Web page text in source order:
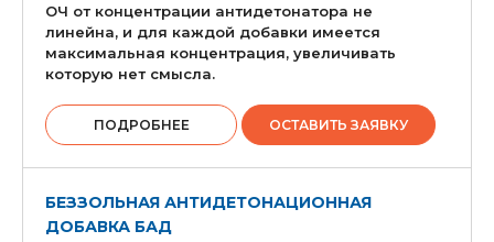
ОЧ от концентрации антидетонатора не
линейна, и для каждой добавки имеется
максимальная концентрация, увеличивать
которую нет смысла.
ПОДРОБНЕЕ ОСТАВИТЬ ЗАЯВКУ
БЕЗЗОЛЬНАЯ АНТИДЕТОНАЦИОННАЯ
ДОБАВКА БАД